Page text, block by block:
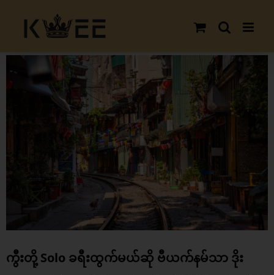
content
Larger
Image
ကွီးတို့ Solo ခရီးထွက်မယ်ဆို ဗီယက်နမ်သာ ဒိုး